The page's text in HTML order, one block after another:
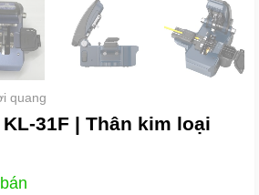
quang
31F | Thân kim loại